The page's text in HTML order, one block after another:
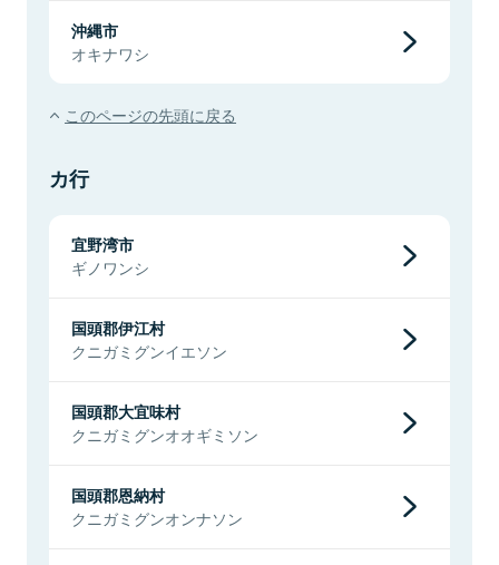
沖縄市
オキナワシ
このページの先頭に戻る
カ行
宜野湾市
ギノワンシ
国頭郡伊江村
クニガミグンイエソン
国頭郡大宜味村
クニガミグンオオギミソン
国頭郡恩納村
クニガミグンオンナソン